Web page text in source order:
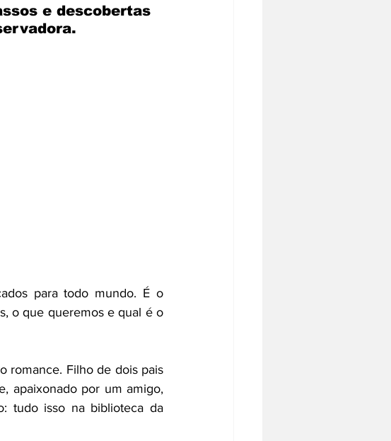
e descobertas
para todo mundo. É o
o que queremos e qual é o
romance. Filho de dois pais
apaixonado por um amigo,
tudo isso na biblioteca da